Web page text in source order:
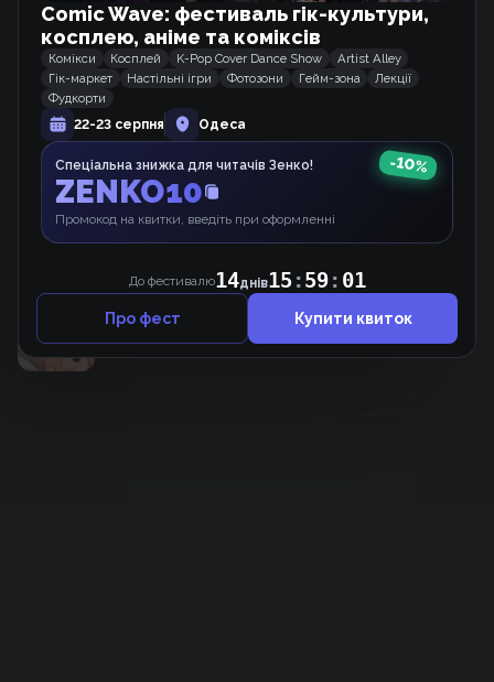
Схожі тайтли
Закохані мимоволі
Манхва
Він не може бути таким дурнем!
Манхва
Манхва
Comic Wave: фестиваль гік-культури,
косплею, аніме та коміксів
Комікси Косплей K-Pop Cover Dance Show
Artist Alley
Гік-маркет
Настільні ігри Фотозони Гейм-зона
Лекції
Фудкорти
22-23 серпня
Одеса
Спеціальна знижка для читачів Зенко!
ZENKO10
Промокод на квитки, введіть при оформленні
-10%
До фестивалю14днів15:59: 01
Про фест Купити квиток